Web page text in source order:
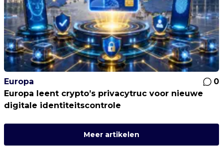
Europa
0
Europa leent crypto’s privacytruc voor nieuwe
digitale identiteitscontrole
Meer artikelen